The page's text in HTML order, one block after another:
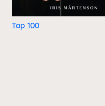
Top 100